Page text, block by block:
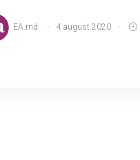
EA.md 4 august 2020